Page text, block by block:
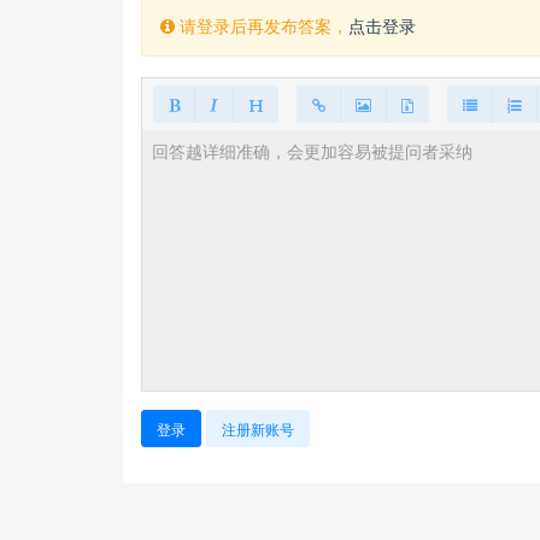
请登录后再发布答案， 点击登录
登录 注册新账号